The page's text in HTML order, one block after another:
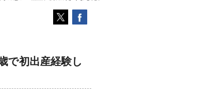
で初出産経験し